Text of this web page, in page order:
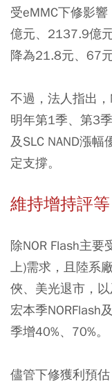
受eMMC下修影
億元、2137.9億
降為21.8元、67元
不過，法人指出
明年第1季、第3
及SLC NAND漲
定支撐。
維持增持評等
除NOR Flash主
上)需求，且陸系
俠、美光退市，
宏本季NORFlash
季增40%、70%。
儘管下修獲利預